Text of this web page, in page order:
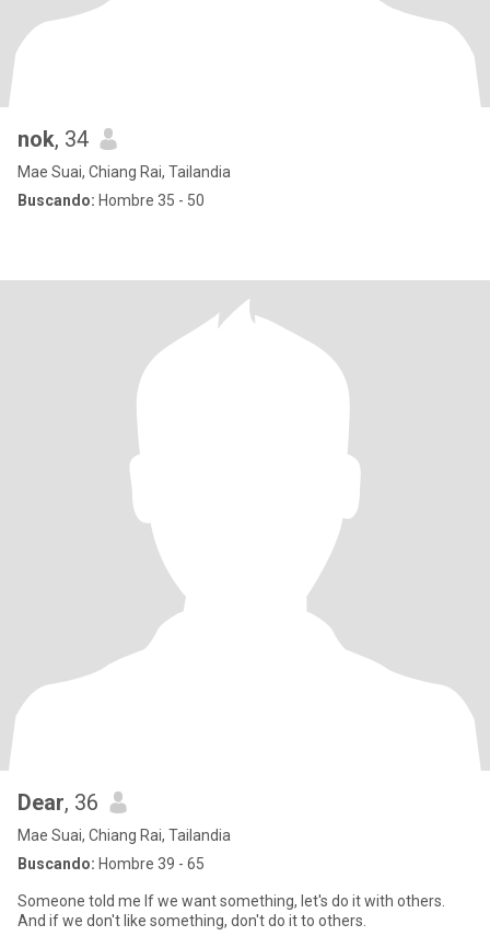
nok, 34
Mae Suai, Chiang Rai, Tailandia
Buscando: Hombre 35 - 50
Dear, 36
Mae Suai, Chiang Rai, Tailandia
Buscando: Hombre 39 - 65
Someone told me If we want something, let's do it with others.
And if we don't like something, don't do it to others.